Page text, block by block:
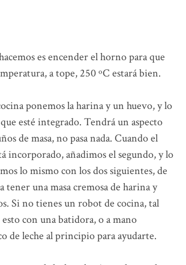
es encender el horno para que
a tope, 250 ºC estará bien.
ponemos la harina y un huevo, y lo
esté integrado. Tendrá un aspecto
de masa, no pasa nada. Cuando el
incorporado, añadimos el segundo, y lo
lo mismo con los dos siguientes, de
tener una masa cremosa de harina y
Si no tienes un robot de cocina, tal
esto con una batidora, o a mano
de leche al principio para ayudarte.